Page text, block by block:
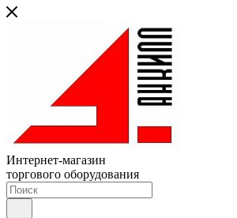
Интернет-магазин
торгового оборудования